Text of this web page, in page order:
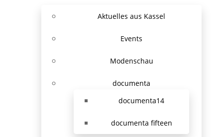
Aktuelles aus Kassel
Events
Modenschau
documenta
documenta14
documenta fifteen